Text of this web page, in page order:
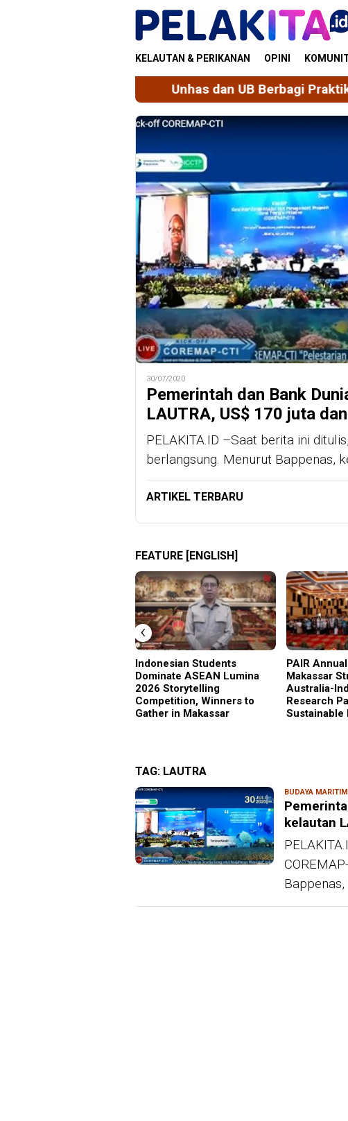
Skip
KELAUTAN & PERIKANAN OPINI
Unhas dan UB Berbagi Praktik Baik Tata
30/07/2020
Pemerintah dan Bank
LAUTRA, US$ 170 juta
PELAKITA.ID –Saat berita ini
berlangsung. Menurut Bappenas,
ARTIKEL TERBARU
FEATURE [ENGLISH]
Indonesian Students
Dominate ASEAN Lumina
2026 Storytelling
Competition, Winners to
Gather in Makassar
PAIR
Makassar
Australia-
Research
Sustainable
‹
TAG: LAUTRA
BUDAYA MARITIM
kelautan